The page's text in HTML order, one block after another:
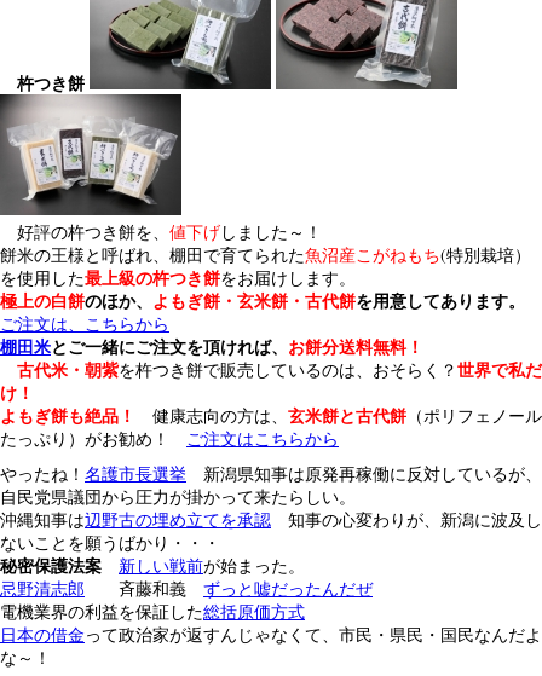
杵つき餅
好評の杵つき餅を、 値下げしました～！
餅米の王様と呼ばれ、棚田で育てられた魚沼産こがねもち(特別栽培）
を使用した最上級の杵つき餅をお届けします。
極上の白餅のほか、 よもぎ餅・玄米餅・古代餅を用意してあります。
ご注文は、こちらから
棚田米とご一緒にご注文を頂ければ、 お餅分送料無料！
古代米・朝紫を杵つき餅で販売しているのは、おそらく？世界で私だ
け！
よもぎ餅も絶品！
健康志向の方は、 玄米餅と古代餅 （ポリフェノール
たっぷり）がお勧め！
ご注文はこちらから
やったね！ 名護市長選挙 新潟県知事は原発再稼働に反対しているが、
自民党県議団から圧力が掛かって来たらしい。
沖縄知事は辺野古の埋め立てを承認 知事の心変わりが、新潟に波及し
ないことを願うばかり・・・
秘密保護法案 新しい戦前が始まった。
忌野清志郎 斉藤和義 ずっと嘘だったんだぜ
電機業界の利益を保証した総括原価方式
日本の借金って政治家が返すんじゃなくて、市民・県民・国民なんだよ
な～！